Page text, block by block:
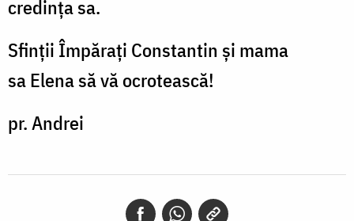
credința sa.
Sfinții Împărați Constantin și mama
sa Elena să vă ocrotească!
pr. Andrei